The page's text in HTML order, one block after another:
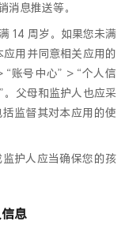
消息推送等。
14 周岁。如果您未满
用并同意相关应用的
“账号中心” > “个人信
。父母和监护人也应采
监督其对本应用的使
护人应当确保您的孩
息